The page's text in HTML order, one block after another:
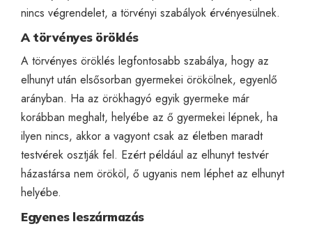
nincs végrendelet, a törvényi szabályok érvényesülnek.
A törvényes öröklés
A törvényes öröklés legfontosabb szabálya, hogy az
elhunyt után elsősorban gyermekei örökölnek, egyenlő
arányban. Ha az örökhagyó egyik gyermeke már
korábban meghalt, helyébe az ő gyermekei lépnek, ha
ilyen nincs, akkor a vagyont csak az életben maradt
testvérek osztják fel. Ezért például az elhunyt testvér
házastársa nem örököl, ő ugyanis nem léphet az elhunyt
helyébe.
Egyenes leszármazás